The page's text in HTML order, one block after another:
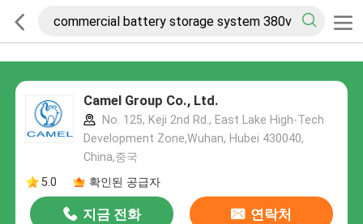
Camel Group Co., Ltd.
No. 125, Keji 2nd Rd., East Lake High-Tech
Development Zone,Wuhan, Hubei 430040,
China,중국
5.0
확인된 공급자
지금 전화 연락처